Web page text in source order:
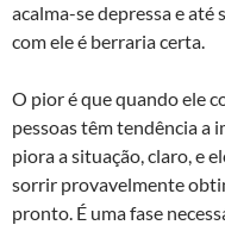
acalma-se depressa e até
com ele é berraria certa.
O pior é que quando ele
pessoas têm tendência a
piora a situação, claro, e
sorrir provavelmente
pronto. É uma fase